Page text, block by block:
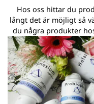
Hos oss hittar du
långt det är möjligt så
du några produkter